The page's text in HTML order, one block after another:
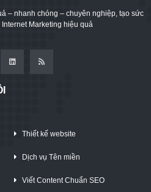
– nhanh chóng – chuyên nghiệp, tạo sức
Marketing hiệu quả
Thiết kế website
Dịch vụ Tên miền
Viết Content Chuẩn SEO